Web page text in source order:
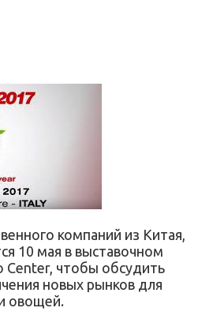
компаний из Китая,
10 мая в выставочном
Center, чтобы обсудить
новых рынков для
овощей.